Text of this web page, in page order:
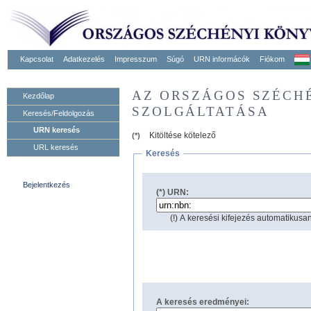
Kapcsolat Adatkezelés Impresszum Súgó URN informácók Fiókom
Kezdőlap
Keresés/Feldolgozás
URN keresés
URL keresés
Bejelentkezés
AZ ORSZÁGOS
SZOLGÁLTATÁSA
(*)
Kitöltése kötelező
Keresés
(*) URN:
(!) A keresési kifejezés
A keresés eredményei: